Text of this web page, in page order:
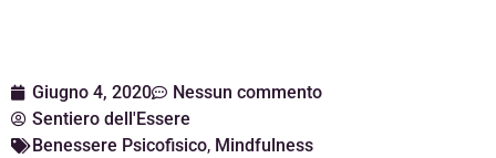
Giugno 4, 2020
Nessun commento
Sentiero dell'Essere
Benessere Psicofisico, Mindfulness